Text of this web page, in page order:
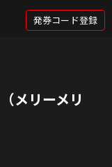
発券コード登録
メリーメリ